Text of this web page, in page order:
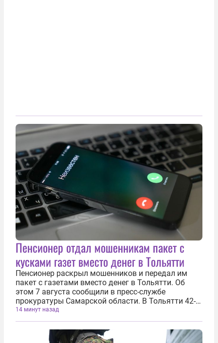
Пенсионер отдал мошенникам пакет с
кусками газет вместо денег в Тольятти
Пенсионер раскрыл мошенников и передал им
пакет с газетами вместо денег в Тольятти. Об
этом 7 августа сообщили в пресс-службе
прокуратуры Самарской области. В Тольятти 42-
летняя жительница пыталась похитить у 77-
летнего пенсионера 2,4 млн рублей, но он
распознал мошенничество и передел курьеру...
14 минут назад